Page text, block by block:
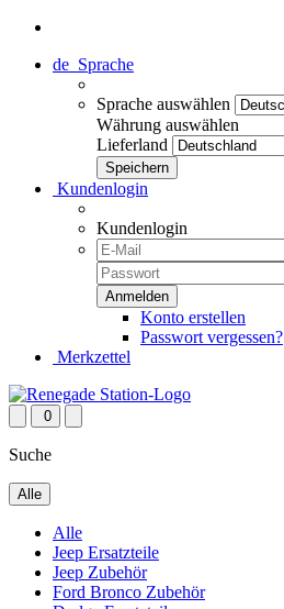
de Sprache
Sprache auswählen
Währung auswählen
Lieferland
Kundenlogin
Kundenlogin
Konto erstellen
Passwort vergessen?
Merkzettel
0
Suche
Alle
Alle
Jeep Ersatzteile
Jeep Zubehör
Ford Bronco Zubehör